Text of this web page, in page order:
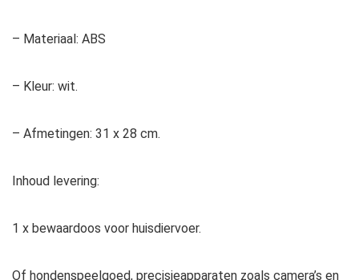
– Materiaal: ABS
– Kleur: wit.
– Afmetingen: 31 x 28 cm.
Inhoud levering:
1 x bewaardoos voor huisdiervoer.
Of hondenspeelgoed, precisieapparaten zoals camera’s en